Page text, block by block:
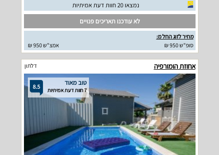
נמצאו 20 חוות דעת אמיתיות
לא עודכנו תאריכים פנויים
מחיר לזוג החל מ:
סופ"ש 950 ₪
אמצ"ש 950 ₪
אחוזת הומורפיה דלתון
8.5 טוב מאוד
7 חוות דעת אמיתיות